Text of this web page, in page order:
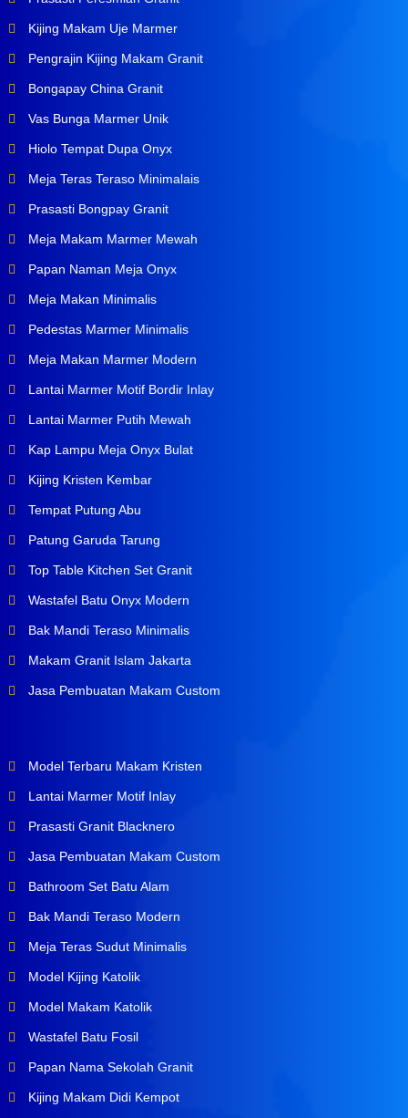
Kijing Makam Uje Marmer
Pengrajin Kijing Makam Granit
Bongapay China Granit
Vas Bunga Marmer Unik
Hiolo Tempat Dupa Onyx
Meja Teras Teraso Minimalais
Prasasti Bongpay Granit
Meja Makam Marmer Mewah
Papan Naman Meja Onyx
Meja Makan Minimalis
Pedestas Marmer Minimalis
Meja Makan Marmer Modern
Lantai Marmer Motif Bordir Inlay
Lantai Marmer Putih Mewah
Kap Lampu Meja Onyx Bulat
Kijing Kristen Kembar
Tempat Putung Abu
Patung Garuda Tarung
Top Table Kitchen Set Granit
Wastafel Batu Onyx Modern
Bak Mandi Teraso Minimalis
Makam Granit Islam Jakarta
Jasa Pembuatan Makam Custom
Model Terbaru Makam Kristen
Lantai Marmer Motif Inlay
Prasasti Granit Blacknero
Jasa Pembuatan Makam Custom
Bathroom Set Batu Alam
Bak Mandi Teraso Modern
Meja Teras Sudut Minimalis
Model Kijing Katolik
Model Makam Katolik
Wastafel Batu Fosil
Papan Nama Sekolah Granit
Kijing Makam Didi Kempot